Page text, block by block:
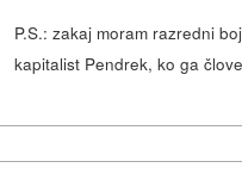
P.S.: zakaj moram razredni
kapitalist Pendrek, ko ga